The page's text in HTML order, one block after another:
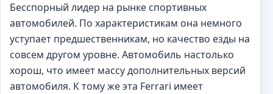
Бесспорный лидер на рынке спортивных
автомобилей. По характеристикам она немного
уступает предшественникам, но качество езды на
совсем другом уровне. Автомобиль настолько
хорош, что имеет массу дополнительных версий
автомобиля. К тому же эта Ferrari имеет